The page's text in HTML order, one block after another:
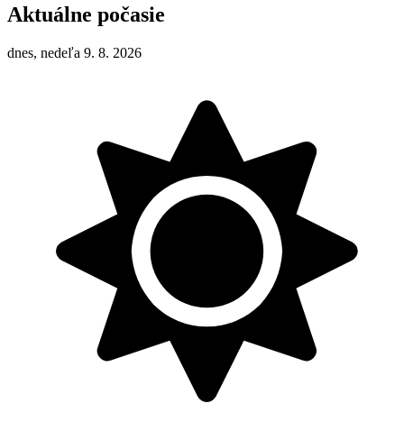
Aktuálne počasie
dnes, nedeľa 9. 8. 2026